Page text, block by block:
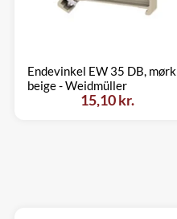
Endevinkel EW 35 DB, mørk
beige - Weidmüller
15,10 kr.